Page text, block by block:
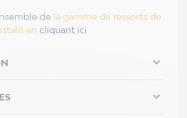
de la gamme de ressorts de
en cliquant ici

